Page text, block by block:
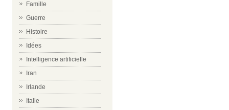
Famille
Guerre
Histoire
Idées
Intelligence artificielle
Iran
Irlande
Italie